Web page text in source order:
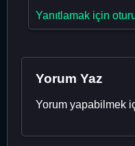
Yanıtlamak için
Yorum Yaz
Yorum yapabilmek